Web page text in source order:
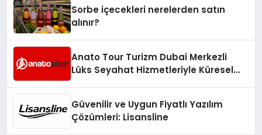
Sorbe içecekleri nerelerden satın
alınır?
Anato Tour Turizm Dubai Merkezli
Lüks Seyahat Hizmetleriyle Küresel
Güvenilir ve Uygun Fiyatlı Yazılım
Çözümleri: Lisansline